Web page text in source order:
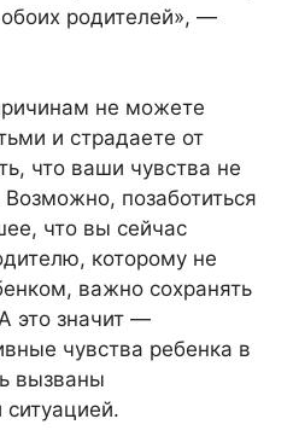
родителей», —
не можете
и страдаете от
что ваши чувства не
позаботиться
что вы сейчас
которому не
важно сохранять
это значит —
чувства ребенка в
вызваны